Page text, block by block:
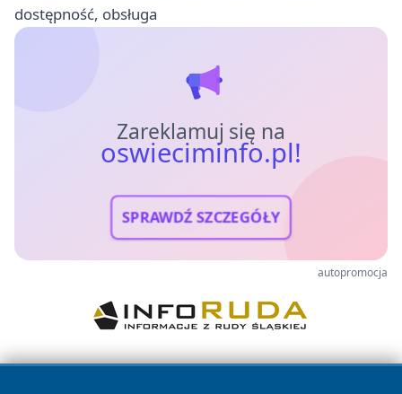
dostępność, obsługa
Zareklamuj się na
oswieciminfo.pl!
SPRAWDŹ SZCZEGÓŁY
autopromocja